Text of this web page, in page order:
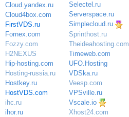
Cloud.yandex.ru
Cloud4box.com
FirstVDS.ru
Fornex.com
Fozzy.com
H2NEXUS
Hip-hosting.com
Hosting-russia.ru
Hostkey.ru
HostVDS.com
ihc.ru
ihor.ru
Selectel.ru
Serverspace.ru
Simplecloud.ru
Sprinthost.ru
Theideahosting.com
Timeweb.com
UFO.Hosting
VDSka.ru
Veesp.com
VPSville.ru
Vscale.io
Xhost24.com